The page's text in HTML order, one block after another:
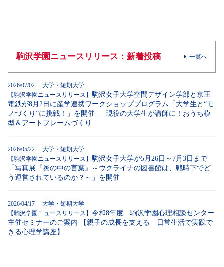
駒沢学園ニュースリリース：新着投稿 一覧へ
2026/07/02 大学・短期大学
【駒沢学園ニュースリリース】駒沢女子大学空間デザイン学部と京王
電鉄が8月2日に産学連携ワークショッププログラム「大学生と“モ
ノづくり”に挑戦！」を開催 ― 現役の大学生が講師に！おうち模
型＆アートフレームづくり
2026/05/22 大学・短期大学
【駒沢学園ニュースリリース】駒沢女子大学が5月26日～7月3日まで
「写真展『炎の中の言葉』～ウクライナの図書館は、戦時下でど
う運営されているのか？～」を開催
2026/04/17 大学・短期大学
【駒沢学園ニュースリリース】 令和8年度 駒沢学園心理相談センター
主催セミナーのご案内 【親子の成長を支える 日常生活で実践で
きる心理学講座】